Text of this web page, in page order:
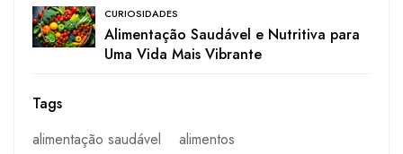
CURIOSIDADES
Alimentação Saudável e Nutritiva para
Uma Vida Mais Vibrante
Tags
alimentação saudável
alimentos